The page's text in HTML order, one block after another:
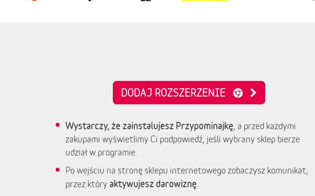
DODAJ ROZSZERZENIE
Wystarczy, że zainstalujesz Przypominajkę, a przed każdymi
zakupami wyświetlimy Ci podpowiedź, jeśli wybrany sklep bierze
udział w programie.
Po wejściu na stronę sklepu internetowego zobaczysz komunikat,
przez który aktywujesz darowiznę